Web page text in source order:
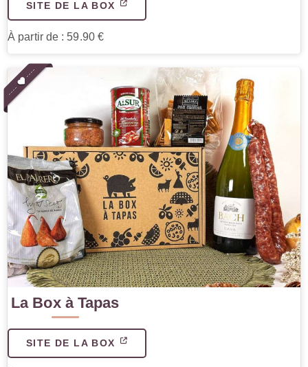
SITE DE LA BOX
À partir de : 59.90 €
La Box à Tapas
SITE DE LA BOX